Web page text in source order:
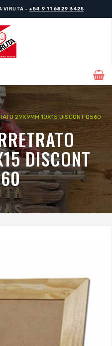
VIRUTA - +54 9 11 6829 3425
29X9MM 10X15 DISCONT Q560
DISCONT